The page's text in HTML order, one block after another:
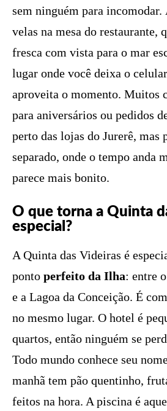
sem ninguém para incomodar.
velas na mesa do restaurante,
fresca com vista para o mar
lugar onde você deixa o
aproveita o momento. Muitos
para aniversários ou pedidos
perto das lojas do Jurerê, mas
separado, onde o tempo anda
parece mais bonito.
O que torna a Quinta
especial?
A Quinta das Videiras é
ponto perfeito da Ilha: entre
e a Lagoa da Conceição. É
no mesmo lugar. O hotel é
quartos, então ninguém se
Todo mundo conhece seu
manhã tem pão quentinho,
feitos na hora. A piscina é